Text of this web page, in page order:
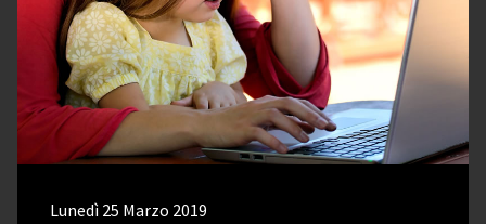
Lunedì 25 Marzo 2019